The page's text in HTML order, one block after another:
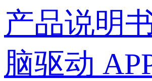
产品说明
脑驱动